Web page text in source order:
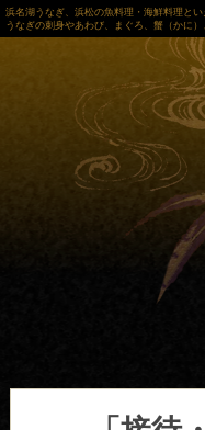
浜名湖うなぎ、浜松の魚料理・海鮮料理と
うなぎの刺身やあわび、まぐろ、蟹（かに）